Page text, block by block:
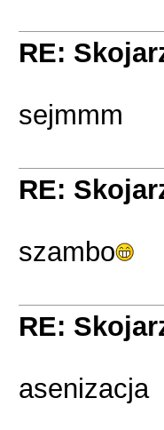
RE:
sejmmm
RE:
szambo
RE:
asenizacja